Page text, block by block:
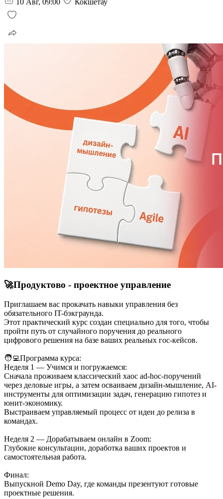
10 Авг, 09:00 Кокшетау
🚀Продуктово - проектное управление
Приглашаем вас прокачать навыки управления без
обязательного IT-бэкграунда.
Этот практический курс создан специально для того, чтобы
пройти путь от случайного поручения до реального
цифрового решения на базе ваших реальных гос-кейсов.
🧑‍💻Программа курса:
Неделя 1 — Учимся и погружаемся:
Сначала проживаем классический хаос ad-hoc-поручений
через деловые игры, а затем осваиваем дизайн-мышление, AI-
инструменты для оптимизации задач, генерацию гипотез и
юнит-экономику.
Выстраиваем управляемый процесс от идеи до релиза в
командах.
Неделя 2 — Дорабатываем онлайн в Zoom:
Глубокие консультации, доработка ваших проектов и
самостоятельная работа.
Финал:
Выпускной Demo Day, где команды презентуют готовые
проектные решения.